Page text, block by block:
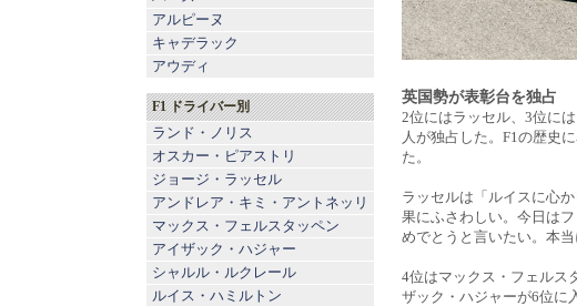
英国勢が表彰台を独占
2位にはラッセル、3位に
人が独占した。F1の歴史
た。
ラッセルは「ルイスに心
果にふさわしい。今日は
めでとうと言いたい。本
4位はマックス・フェルス
ザック・ハジャーが6位に
アルピーヌ
キャデラック
アウディ
F1 ドライバー別
ランド・ノリス
オスカー・ピアストリ
ジョージ・ラッセル
アンドレア・キミ・アントネッリ
マックス・フェルスタッペン
アイザック・ハジャー
シャルル・ルクレール
ルイス・ハミルトン